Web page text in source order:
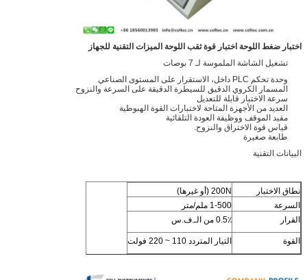
اختبار ضغط اللوحة اختبار قوة ثقب اللوحة الميزات التقنية للجهاز
تشغيل الشاشة الملموسة لـ 7 بوصات
وحدة تحكم PLC داخل، الاستقرار على المستوى الصناعي
المسمار الكروي الدقيق للسيطرة الدقيقة على السرعة والنزوح
سرعة الاختبار قابلة للتعديل
العديد من الأجهزة المتاحة لاختبارات القوة الهبوطية
مقيد الموقف ووظيفة العودة التلقائية
قياس قوة الاختراق والنزوح.
طابعة صغيرة
البيانات التقنية
نطاق الاختبار
200N (أو غيرها)
السرعة
1-500 ملم/متر
القرار
0.5٪ من الـ.ف.س
القوة التيار المتردد 110 ~ 220 فولت